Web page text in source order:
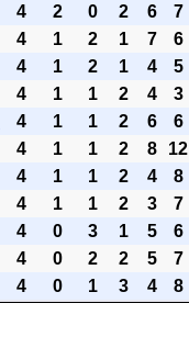
4 2 0 2 6 7
4 1 2 1 7 6
4 1 2 1 4 5
4 1 1 2 4 3
4 1 1 2 6 6
4 1 1 2 8 12
4 1 1 2 4 8
4 1 1 2 3 7
4 0 3 1 5 6
4 0 2 2 5 7
4 0 1 3 4 8